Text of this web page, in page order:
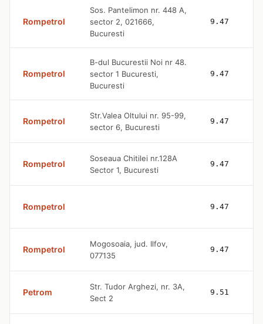
Rompetrol
Sos. Pantelimon nr. 448 A,
sector 2, 021666,
Bucuresti
9.47
Rompetrol
B-dul Bucurestii Noi nr 48.
sector 1 Bucuresti,
Bucuresti
9.47
Rompetrol
Str.Valea Oltului nr. 95-99,
sector 6, Bucuresti
9.47
Rompetrol
Soseaua Chitilei nr.128A
Sector 1, Bucuresti
9.47
Rompetrol 9.47
Rompetrol
Mogosoaia, jud. Ilfov,
077135
9.47
Petrom
Str. Tudor Arghezi, nr. 3A,
Sect 2
9.51